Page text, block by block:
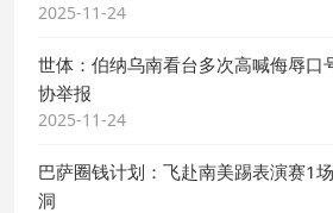
2025-11-24
世体：伯纳乌南看台多次高喊侮辱口
协举报
2025-11-24
巴萨圈钱计划：飞赴南美踢表演赛1
洞